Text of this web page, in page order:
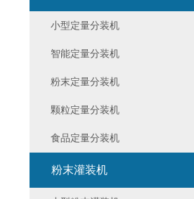
小型定量分装机
智能定量分装机
粉末定量分装机
颗粒定量分装机
食品定量分装机
粉末灌装机